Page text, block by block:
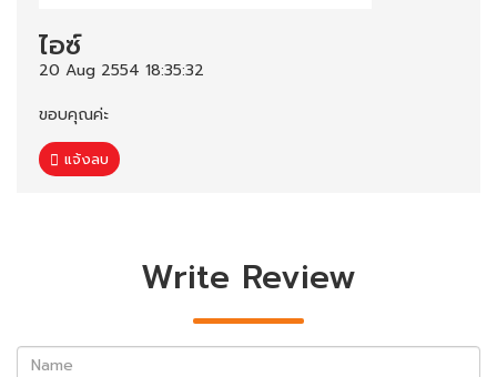
ไอซ์
20 Aug 2554 18:35:32
ขอบคุณค่ะ
แจ้งลบ
Write Review
Name